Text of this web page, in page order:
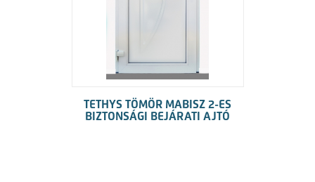
TETHYS TÖMÖR MABISZ 2-ES
BIZTONSÁGI BEJÁRATI AJTÓ